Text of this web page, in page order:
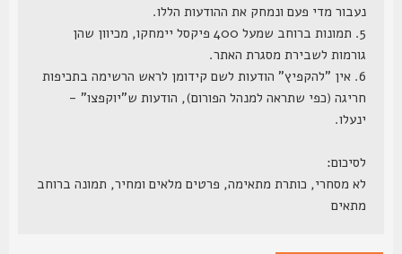
נעבור מדי פעם ונמחק את ההודעות הללו.
5. תמונות ברוחב שמעל 400 פיקסל יימחקו, מכיוון שהן
גורמות לשבירת מסגרת האתר.
6. אין "להקפיץ" הודעות לשם קידומן לראש הרשימה בתכיפות
חריגה (כפי שתראה למנהל הפורום), הודעות ש"יוקפצו" -
ינעלו.
לסיכום:
לא מסחרי, כותרת מתאימה, פרטים מלאים ומחיר, תמונה ברוחב
מתאים